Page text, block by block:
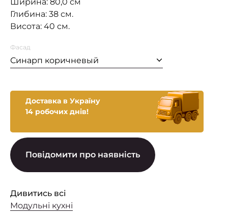
Глибина: 38 см.
Висота: 40 см.
Фасад
Синарп коричневый
Доставка в Україну
14 робочих днів!
Повідомити про наявність
Дивитись всі
Модульні кухні